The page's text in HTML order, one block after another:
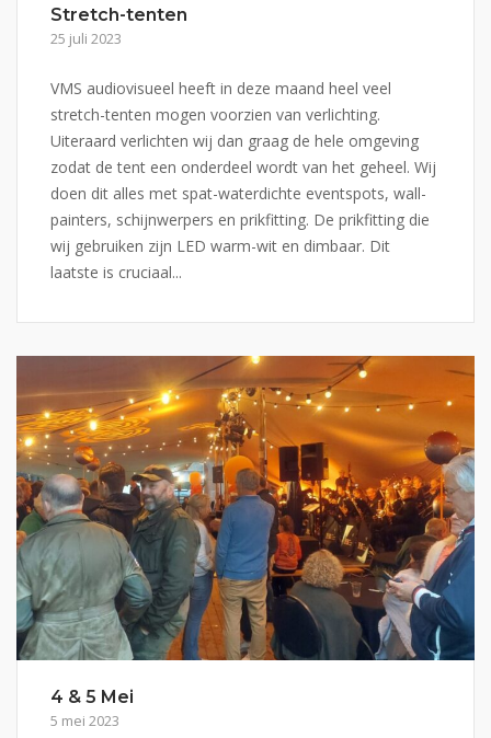
Stretch-tenten
25 juli 2023
VMS audiovisueel heeft in deze maand heel veel
stretch-tenten mogen voorzien van verlichting.
Uiteraard verlichten wij dan graag de hele omgeving
zodat de tent een onderdeel wordt van het geheel. Wij
doen dit alles met spat-waterdichte eventspots, wall-
painters, schijnwerpers en prikfitting. De prikfitting die
wij gebruiken zijn LED warm-wit en dimbaar. Dit
laatste is cruciaal...
4 & 5 Mei
5 mei 2023